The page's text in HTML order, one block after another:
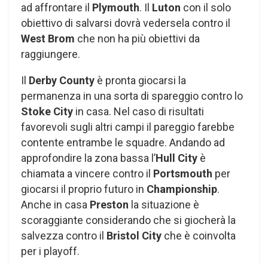
ad affrontare il Plymouth. Il Luton con il solo
obiettivo di salvarsi dovrà vedersela contro il
West Brom che non ha più obiettivi da
raggiungere.
Il Derby County è pronta giocarsi la
permanenza in una sorta di spareggio contro lo
Stoke City in casa. Nel caso di risultati
favorevoli sugli altri campi il pareggio farebbe
contente entrambe le squadre. Andando ad
approfondire la zona bassa l’Hull City è
chiamata a vincere contro il Portsmouth per
giocarsi il proprio futuro in Championship.
Anche in casa Preston la situazione è
scoraggiante considerando che si giocherà la
salvezza contro il Bristol City che è coinvolta
per i playoff.